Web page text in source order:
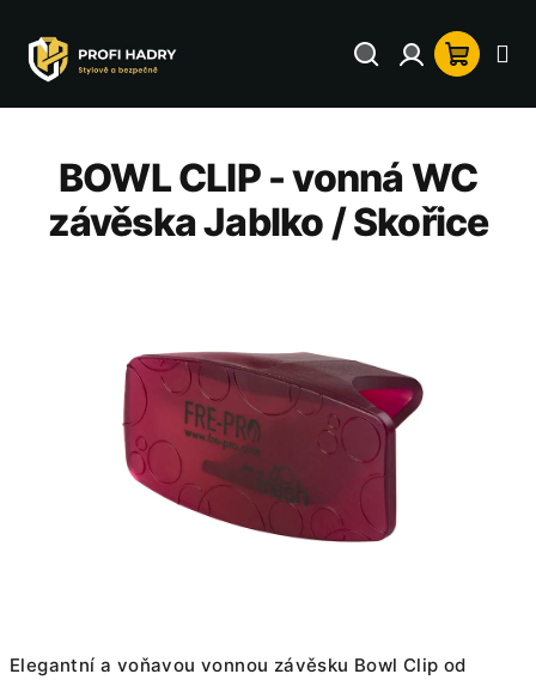
obsah
HledatPřihlášení
Elegantní a voňavou vonnou závěsku Bowl Clip od
BOWL CLIP - vonná WC
závěska Jablko / Skořice